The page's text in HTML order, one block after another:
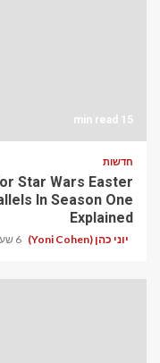
15 min read
חדשות
Star Wars Easter
In Season One
Explained
יוני כהן (Yoni Cohen) 6 שעות ago